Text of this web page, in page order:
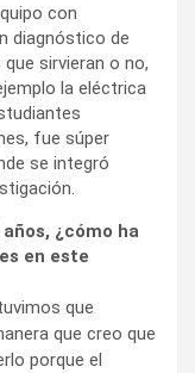
con
diagnóstico de
sirvieran o no,
la eléctrica
fue súper
se integró
¿cómo ha
en este
que
que creo que
porque el